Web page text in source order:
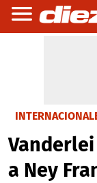
a Ney